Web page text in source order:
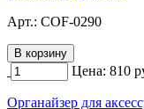
Арт.: COF-0290
Цена: 810
Органайзер для